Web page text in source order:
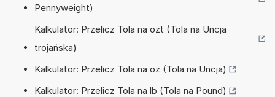
Pennyweight)
Kalkulator: Przelicz Tola na ozt (Tola na Uncja
trojańska)
Kalkulator: Przelicz Tola na oz (Tola na Uncja)
Kalkulator: Przelicz Tola na lb (Tola na Pound)